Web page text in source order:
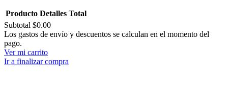
Productos
del
carrito
Producto Detalles Total
Subtotal $0.00
Los gastos de envío y descuentos se calculan en el momento del
pago.
Ver mi carrito
Ir a finalizar compra